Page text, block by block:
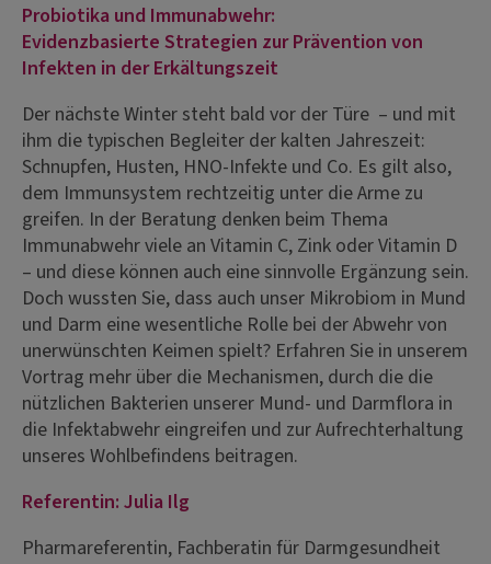
Probiotika und Immunabwehr:
Evidenzbasierte Strategien zur Prävention von
Infekten in der Erkältungszeit
Der nächste Winter steht bald vor der Türe – und mit
ihm die typischen Begleiter der kalten Jahreszeit:
Schnupfen, Husten, HNO-Infekte und Co. Es gilt also,
dem Immunsystem rechtzeitig unter die Arme zu
greifen. In der Beratung denken beim Thema
Immunabwehr viele an Vitamin C, Zink oder Vitamin D
– und diese können auch eine sinnvolle Ergänzung sein.
Doch wussten Sie, dass auch unser Mikrobiom in Mund
und Darm eine wesentliche Rolle bei der Abwehr von
unerwünschten Keimen spielt? Erfahren Sie in unserem
Vortrag mehr über die Mechanismen, durch die die
nützlichen Bakterien unserer Mund- und Darmflora in
die Infektabwehr eingreifen und zur Aufrechterhaltung
unseres Wohlbefindens beitragen.
Referentin: Julia Ilg
Pharmareferentin, Fachberatin für Darmgesundheit